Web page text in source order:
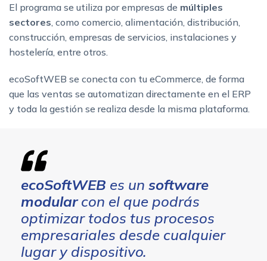
El programa se utiliza por empresas de múltiples
sectores , como comercio, alimentación, distribución,
construcción, empresas de servicios, instalaciones y
hostelería, entre otros.
ecoSoftWEB se conecta con tu eCommerce, de forma
que las ventas se automatizan directamente en el ERP
y toda la gestión se realiza desde la misma plataforma.
ecoSoftWEB es un software
modularcon el que podrás
optimizar todos tus procesos
empresariales desde cualquier
lugar y dispositivo.